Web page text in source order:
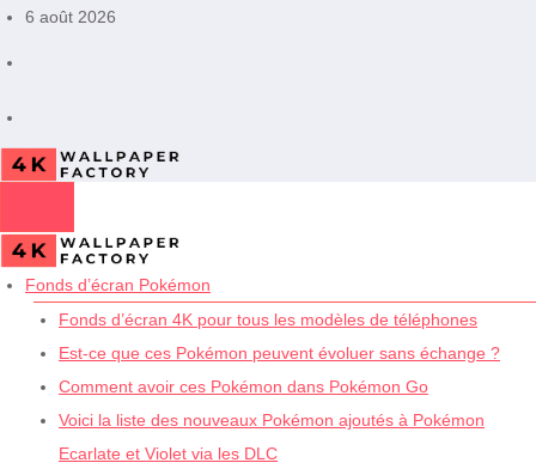
Aller6 août 2026
Fonds d’écran Pokémon
Fonds d’écran 4K pour tous les modèles de téléphones
Est-ce que ces Pokémon peuvent évoluer sans échange ?
Comment avoir ces Pokémon dans Pokémon Go
Voici la liste des nouveaux Pokémon ajoutés à Pokémon
Ecarlate et Violet via les DLC